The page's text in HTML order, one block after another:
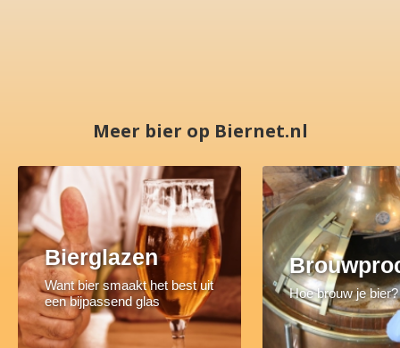
Meer bier op Biernet.nl
Bierglazen
Want bier smaakt het best uit
een bijpassend glas
Hoe brouw je bier?